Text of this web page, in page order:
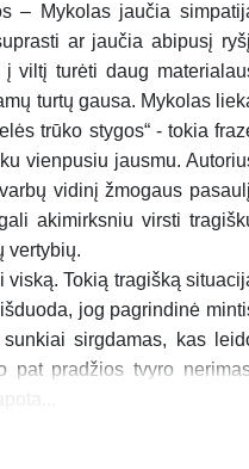
– Mykolas jaučia
ar jaučia abipusį
viltį turėti daug
turtų gausa. Mykolas
trūko stygos“ - tokia
vienpusiu jausmu.
vidinį žmogaus
akimirksniu virsti
vertybių.
viską. Tokią tragišką
jog pagrindinė
sirgdamas, kas
pat pradžios tvyro